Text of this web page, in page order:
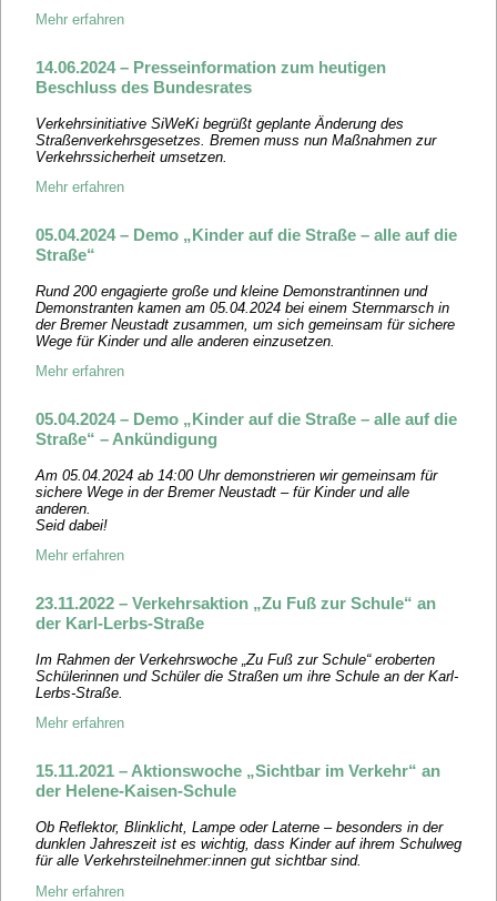
Mehr erfahren
14.06.2024 – Presseinformation zum heutigen
Beschluss des Bundesrates
Verkehrsinitiative SiWeKi begrüßt geplante Änderung des
Straßenverkehrsgesetzes. Bremen muss nun Maßnahmen zur
Verkehrssicherheit umsetzen.
Mehr erfahren
05.04.2024 – Demo „Kinder auf die Straße – alle auf die
Straße“
Rund 200 engagierte große und kleine Demonstrantinnen und
Demonstranten kamen am 05.04.2024 bei einem Sternmarsch in
der Bremer Neustadt zusammen, um sich gemeinsam für sichere
Wege für Kinder und alle anderen einzusetzen.
Mehr erfahren
05.04.2024 – Demo „Kinder auf die Straße – alle auf die
Straße“ – Ankündigung
Am 05.04.2024 ab 14:00 Uhr demonstrieren wir gemeinsam für
sichere Wege in der Bremer Neustadt – für Kinder und alle
anderen.
Seid dabei!
Mehr erfahren
23.11.2022 – Verkehrsaktion „Zu Fuß zur Schule“ an
der Karl-Lerbs-Straße
Im Rahmen der Verkehrswoche „Zu Fuß zur Schule“ eroberten
Schülerinnen und Schüler die Straßen um ihre Schule an der Karl-
Lerbs-Straße.
Mehr erfahren
15.11.2021 – Aktionswoche „Sichtbar im Verkehr“ an
der Helene-Kaisen-Schule
Ob Reflektor, Blinklicht, Lampe oder Laterne – besonders in der
dunklen Jahreszeit ist es wichtig, dass Kinder auf ihrem Schulweg
für alle Verkehrsteilnehmer:innen gut sichtbar sind.
Mehr erfahren